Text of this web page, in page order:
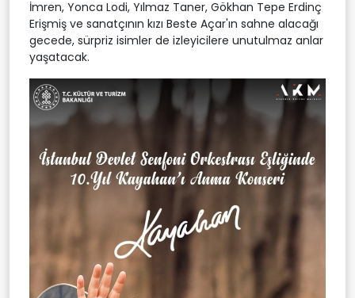
İmren, Yonca Lodi, Yılmaz Taner, Gökhan Tepe Erdinç
Erişmiş ve sanatçının kızı Beste Açar'ın sahne alacağı
gecede, sürpriz isimler de izleyicilere unutulmaz anlar
yaşatacak.